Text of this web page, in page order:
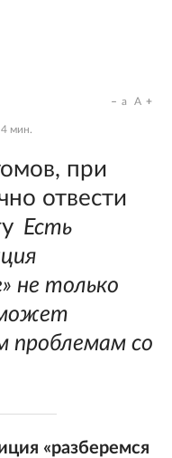
4 мин.
a A
при
отвести
Есть
не только
может
проблемам со
«разберемся